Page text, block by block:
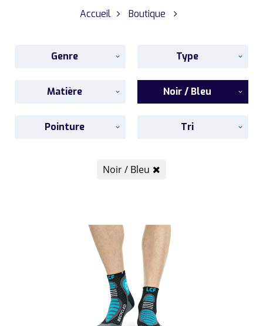
Accueil Boutique
Genre Type
Matière Noir / Bleu
Pointure Tri
Noir / Bleu